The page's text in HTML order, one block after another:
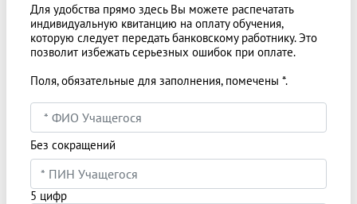
Для удобства прямо здесь Вы можете распечатать
индивидуальную квитанцию на оплату обучения,
которую следует передать банковскому работнику. Это
позволит избежать серьезных ошибок при оплате.
Поля, обязательные для заполнения, помечены *.
Без сокращений
5 цифр